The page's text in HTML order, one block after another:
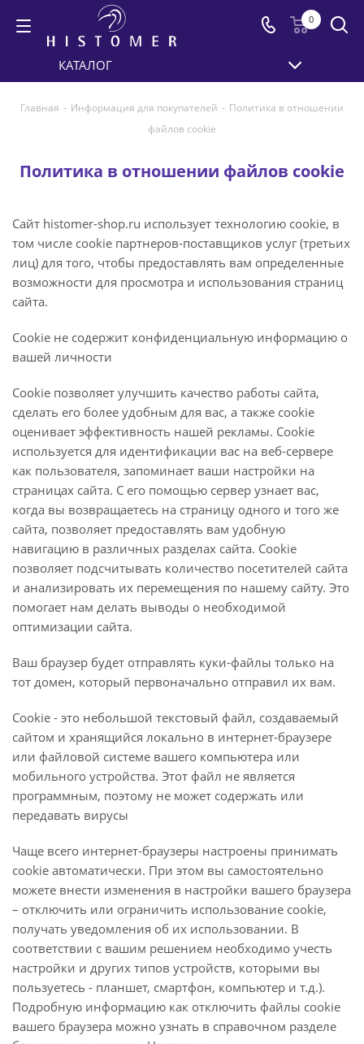
0
КАТАЛОГ
Главная - Информация для покупателей - Политика в отношении
файлов cookie
Политика в отношении файлов cookie
Сайт histomer-shop.ru использует технологию cookie, в
том числе cookie партнеров-поставщиков услуг (третьих
лиц) для того, чтобы предоставлять вам определенные
возможности для просмотра и использования страниц
сайта.
Cookie не содержит конфиденциальную информацию о
вашей личности
Cookie позволяет улучшить качество работы сайта,
сделать его более удобным для вас, а также cookie
оценивает эффективность нашей рекламы. Cookie
используется для идентификации вас на веб-сервере
как пользователя, запоминает ваши настройки на
страницах сайта. С его помощью сервер узнает вас,
когда вы возвращаетесь на страницу одного и того же
сайта, позволяет предоставлять вам удобную
навигацию в различных разделах сайта. Cookie
позволяет подсчитывать количество посетителей сайта
и анализировать их перемещения по нашему сайту. Это
помогает нам делать выводы о необходимой
оптимизации сайта.
Ваш браузер будет отправлять куки-файлы только на
тот домен, который первоначально отправил их вам.
Cookie - это небольшой текстовый файл, создаваемый
сайтом и хранящийся локально в интернет-браузере
или файловой системе вашего компьютера или
мобильного устройства. Этот файл не является
программным, поэтому не может содержать или
передавать вирусы
Чаще всего интернет-браузеры настроены принимать
cookie автоматически. При этом вы самостоятельно
можете внести изменения в настройки вашего браузера
– отключить или ограничить использование cookie,
получать уведомления об их использовании. В
соответствии с вашим решением необходимо учесть
настройки и других типов устройств, которыми вы
пользуетесь - планшет, смартфон, компьютер и т.д.).
Подробную информацию как отключить файлы cookie
вашего браузера можно узнать в справочном разделе